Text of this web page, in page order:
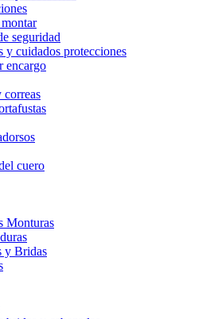
seguridad
y cuidados protecciones
encargo
correas
cuero
Monturas
y Bridas